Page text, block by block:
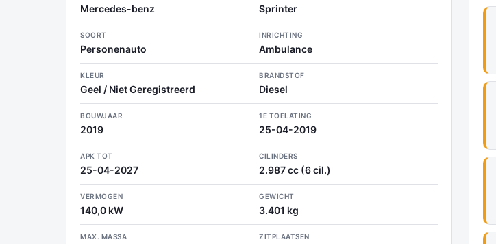
Mercedes-benz Sprinter
SOORT
Personenauto
INRICHTING
Ambulance
KLEUR
Geel / Niet Geregistreerd
BRANDSTOF
Diesel
BOUWJAAR
2019
1E TOELATING
25-04-2019
APK TOT
25-04-2027
CILINDERS
2.987 cc (6 cil.)
VERMOGEN
140,0 kW
GEWICHT
3.401 kg
MAX. MASSA ZITPLAATSEN